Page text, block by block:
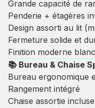
Grande capacité de
Penderie + étagères
Design assorti au lit
Fermeture solide et
Finition moderne
📚 Bureau & Chaise
Bureau ergonomique
Rangement intégré
Chaise assortie incluse